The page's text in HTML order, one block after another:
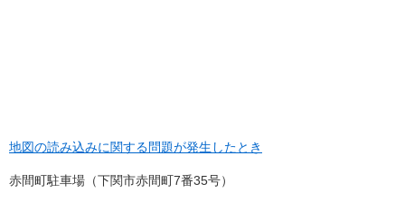
地図の読み込みに関する問題が発生したとき
赤間町駐車場（下関市赤間町7番35号）